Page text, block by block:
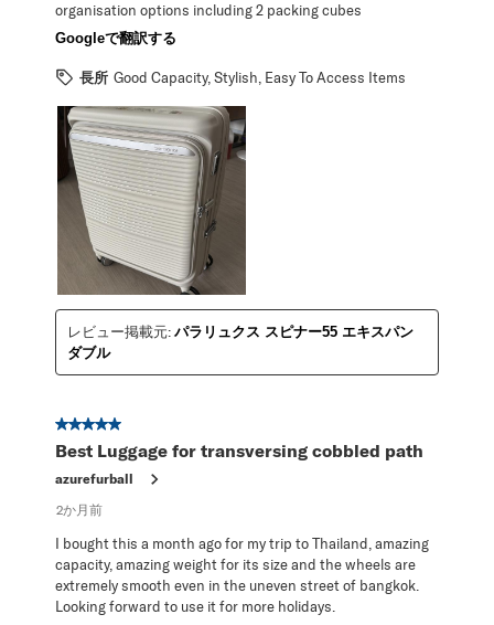
organisation options including 2 packing cubes
Googleで翻訳する
長所 Good Capacity, Stylish, Easy To Access Items
レビュー掲載元: パラリュクス スピナー55 エキスパン
ダブル
星5／5個です。
Best Luggage for transversing cobbled path
azurefurball
2か月前
I bought this a month ago for my trip to Thailand, amazing
capacity, amazing weight for its size and the wheels are
extremely smooth even in the uneven street of bangkok.
Looking forward to use it for more holidays.